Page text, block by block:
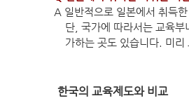
A 일반적으로 일본에서 취득
단, 국가에 따라서는 교육부
가하는 곳도 있습니다. 미리
한국의 교육제도와 비교